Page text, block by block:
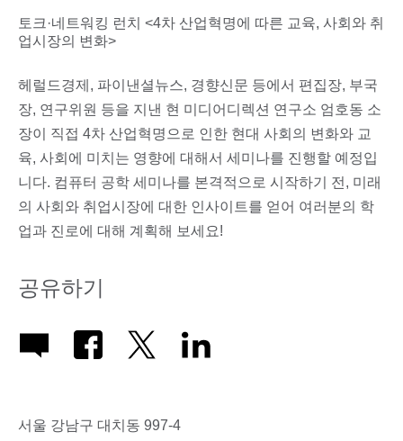
토크·네트워킹 런치 <4차 산업혁명에 따른 교육, 사회와 취
업시장의 변화>
헤럴드경제, 파이낸셜뉴스, 경향신문 등에서 편집장, 부국
장, 연구위원 등을 지낸 현 미디어디렉션 연구소 엄호동 소
장이 직접 4차 산업혁명으로 인한 현대 사회의 변화와 교
육, 사회에 미치는 영향에 대해서 세미나를 진행할 예정입
니다. 컴퓨터 공학 세미나를 본격적으로 시작하기 전, 미래
의 사회와 취업시장에 대한 인사이트를 얻어 여러분의 학
업과 진로에 대해 계획해 보세요!
공유하기
서울 강남구 대치동 997-4